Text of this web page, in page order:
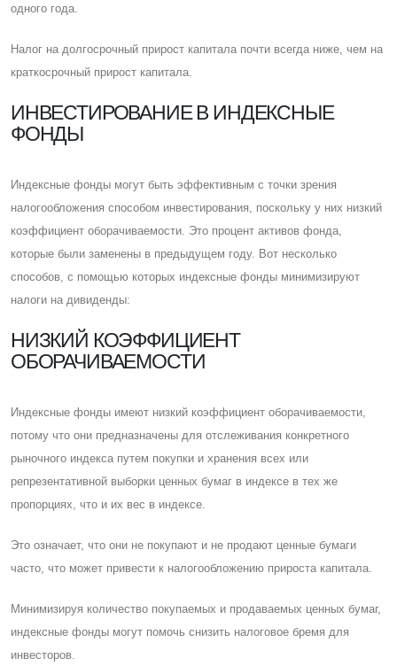
одного года.
Налог на долгосрочный прирост капитала почти всегда ниже, чем на
краткосрочный прирост капитала.
ИНВЕСТИРОВАНИЕ В ИНДЕКСНЫЕ
ФОНДЫ
Индексные фонды могут быть эффективным с точки зрения
налогообложения способом инвестирования, поскольку у них низкий
коэффициент оборачиваемости. Это процент активов фонда,
которые были заменены в предыдущем году. Вот несколько
способов, с помощью которых индексные фонды минимизируют
налоги на дивиденды:
НИЗКИЙ КОЭФФИЦИЕНТ
ОБОРАЧИВАЕМОСТИ
Индексные фонды имеют низкий коэффициент оборачиваемости,
потому что они предназначены для отслеживания конкретного
рыночного индекса путем покупки и хранения всех или
репрезентативной выборки ценных бумаг в индексе в тех же
пропорциях, что и их вес в индексе.
Это означает, что они не покупают и не продают ценные бумаги
часто, что может привести к налогообложению прироста капитала.
Минимизируя количество покупаемых и продаваемых ценных бумаг,
индексные фонды могут помочь снизить налоговое бремя для
инвесторов.